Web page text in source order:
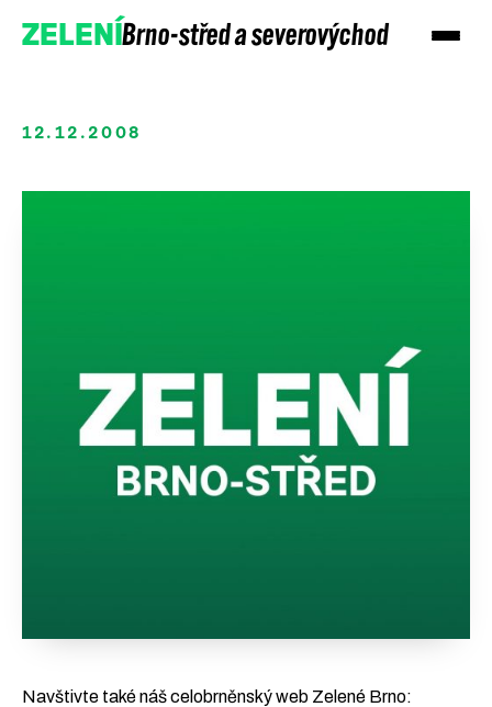
ZELENÍBrno-střed a severovýchod
Podpořte nás
12.12.2008
Navštivte také náš celobrněnský web Zelené Brno: